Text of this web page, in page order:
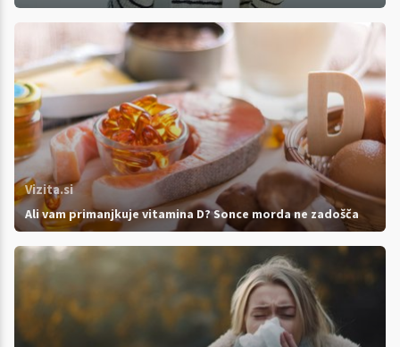
Vizita.si
Ali vam primanjkuje vitamina D? Sonce morda ne zadošča